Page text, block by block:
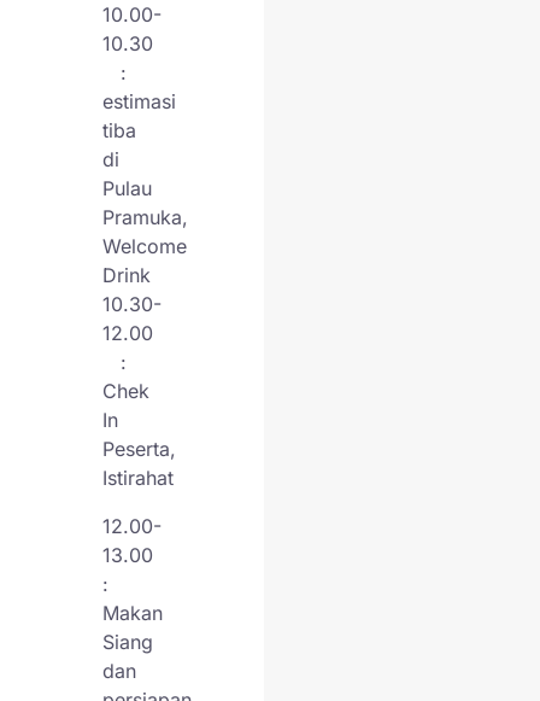
10.00-
10.30
:
estimasi
tiba
di
Pulau
Pramuka,
Welcome
Drink
10.30-
12.00
:
Chek
In
Peserta,
Istirahat
12.00-
13.00
:
Makan
Siang
dan